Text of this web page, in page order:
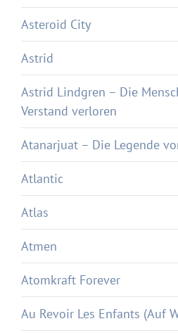
Asteroid City
Astrid
Astrid Lindgren – Die
Verstand verloren
Atanarjuat – Die Legende
Atlantic
Atlas
Atmen
Atomkraft Forever
Au Revoir Les Enfants (Auf